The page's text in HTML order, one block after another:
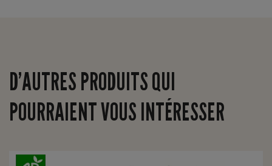
D’AUTRES PRODUITS QUI
POURRAIENT VOUS INTÉRESSER